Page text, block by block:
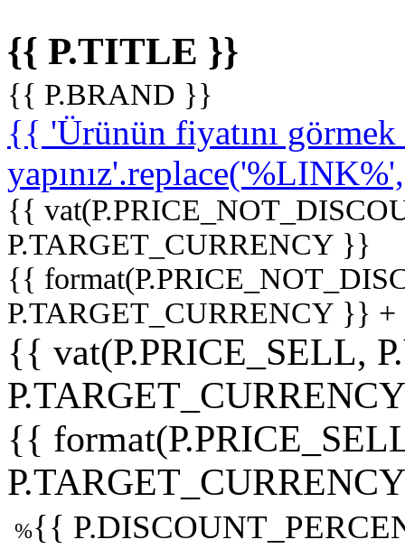
{{ P.TITLE }}
{{ P.BRAND }}
{{ 'Ürünün fiyatını
{{
P.TARGET_CURRENCY }}
{{
P.TARGET_CURRENCY }}
{{ vat(P.PRICE_SELL,
{{
%{{